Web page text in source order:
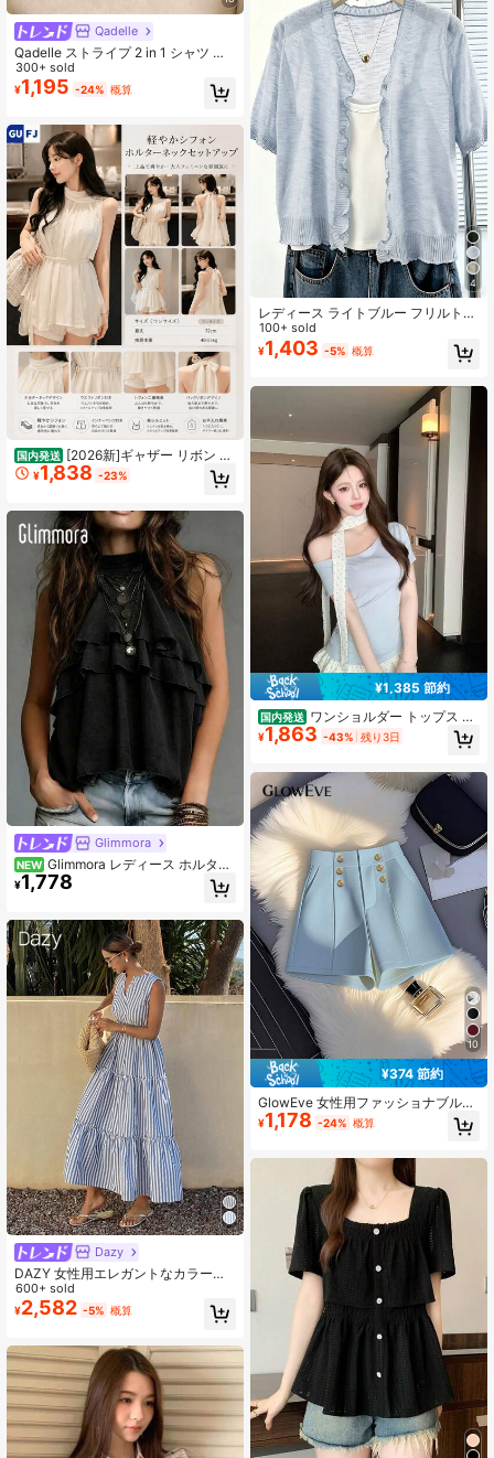
Qadelle
Qadelle ストライプ 2 in 1 シャツ レ
ディース バケーションコーデ
300+ sold
¥1,195 -24% 概算
国内発送 [2026新]ギャザー リボン ノ
ースリーブ ブラウス レディース シ
フォン 無地 韓国風 体型カバー 着痩
¥1,838 -23%
Glimmora
NEW Glimmora レディース ホルター
ネック ノースリーブ アシンメトリー
フリル トップス
¥1,778
Dazy
DAZY 女性用エレガントなカラーブ
ロック ストライプ ラウンドネック
ノースリーブ ドレス、夏のウェディ
ングゲストドレス レディース サマー
600+ sold
¥2,582 -5% 概算
通勤 通学 デート お出かけ オフィス
着回し万能 女性らしい
4
レディース ライトブルー フリルトリ
ム ニットトップス 軽量 ルーズ スラ
ウチ シングルブレスト UVカット ホ
ロウアウトデザイン 夏用 アウトドア
100+ sold
¥1,403 -5% 概算
¥1,385 節約
国内発送 ワンショルダー トップス レ
ディース 半袖 アシンメトリー カッ
トソー オフショル Tシャツ タイト 肩
プル ストレッチ ヘルシー デコルテ
きれいめ カジュアル フェミニン 通
学
¥1,863 -43% 残り3日
10
¥374 節約
GlowEve 女性用ファッショナブルで
エレガントなミニマリストデコラテ
ィブボタンAラインプラクティカルポ
¥1,178 -24% 概算